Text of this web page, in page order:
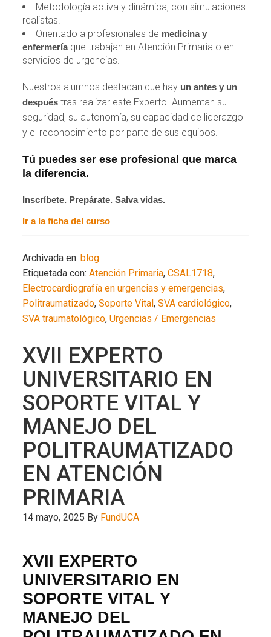
Metodología activa y dinámica, con simulaciones
realistas.
Orientado a profesionales de medicina y
enfermeríaque trabajan en Atención Primaria o en
servicios de urgencias.
Nuestros alumnos destacan que hay un antes y un
después tras realizar este Experto. Aumentan su
seguridad, su autonomía, su capacidad de liderazgo
y el reconocimiento por parte de sus equipos.
Tú puedes ser ese profesional que marca
la diferencia.
Inscríbete. Prepárate. Salva vidas.
Ir a la ficha del curso
Archivada en:blog
Etiquetada con:Atención Primaria,CSAL1718,
Electrocardiografía en urgencias y emergencias,
Politraumatizado,Soporte Vital,SVA cardiológico,
SVA traumatológico,Urgencias / Emergencias
XVII EXPERTO
UNIVERSITARIO EN
SOPORTE VITAL Y
MANEJO DEL
POLITRAUMATIZADO
EN ATENCIÓN
PRIMARIA
14 mayo, 2025 By FundUCA
XVII EXPERTO
UNIVERSITARIO EN
SOPORTE VITAL Y
MANEJO DEL